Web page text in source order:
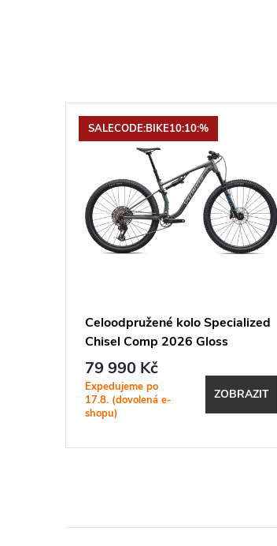
SALECODE:BIKE10:10:%
Celoodpružené kolo Specialized
Chisel Comp 2026 Gloss
Charcoal Tint Silver Dust
79 990 Kč
Expedujeme po
17.8. (dovolená e-
shopu)
ZOBRAZIT